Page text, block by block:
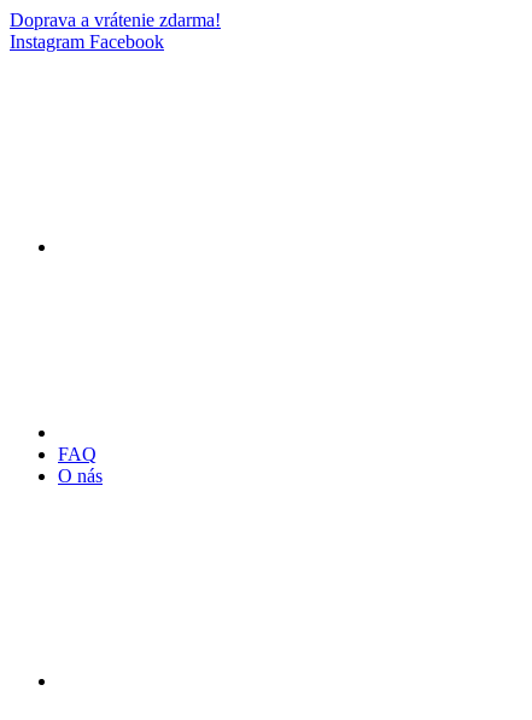
Doprava a vrátenie zdarma!
Instagram Facebook
FAQ
O nás